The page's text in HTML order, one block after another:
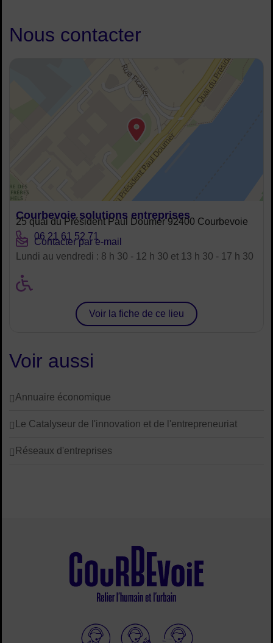
Nous contacter
48.891691414602334, 2.2577695259633956
Courbevoie solutions entreprises
Adresse :
25 quai du Président Paul Doumer 92400 Courbevoie
Tél. :06 21 61 52 71
Courriel :Contacter par e-mail
Horaires :
Lundi au vendredi : 8 h 30 - 12 h 30 et 13 h 30 - 17 h 30
Horaires :
Handicap moteur ou
Voir la fiche de ce lieu
Voir aussi
Annuaire économique
Le Catalyseur de l'innovation et de l'entrepreneuriat
Réseaux d'entreprises
Elioz